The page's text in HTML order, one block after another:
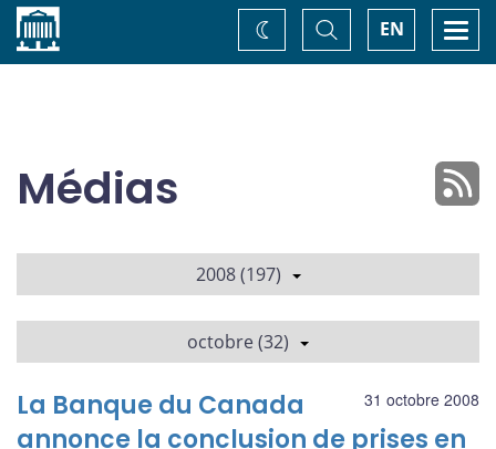
Accueil EN
Basculer
la
recherche
Changez
de
Médias
2008 (197)
octobre (32)
31 octobre 2008
La Banque du Canada
annonce la conclusion de prises en